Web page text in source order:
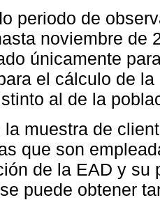
periodo de
noviembre de
únicamente
el cálculo de
al de la
la muestra de
que son
de la EAD y su
puede obtener